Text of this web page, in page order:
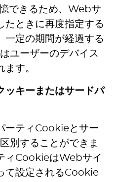
できるため、Webサ
たときに再度指定する
一定の期間が経過する
ユーザーのデバイス
す。
ッキーまたはサードパ
ーティCookieとサー
別することができま
ィCookieはWebサイ
て設定されるCookie